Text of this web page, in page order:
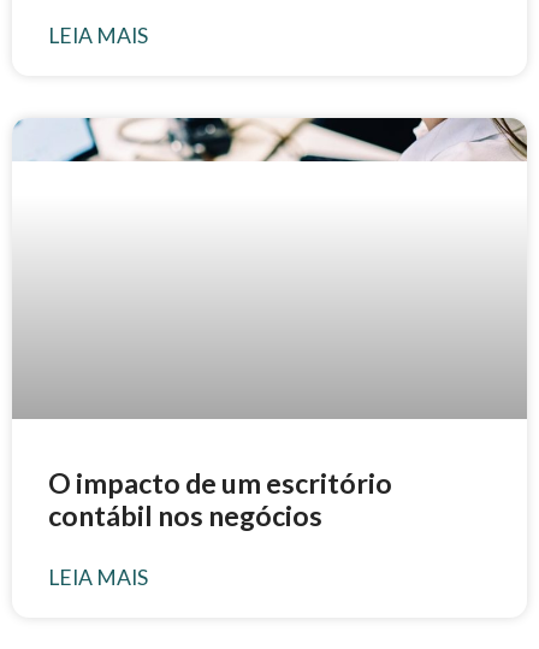
LEIA MAIS
O impacto de um escritório
contábil nos negócios
LEIA MAIS